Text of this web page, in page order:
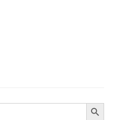
Botón de